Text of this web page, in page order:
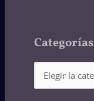
Categorías